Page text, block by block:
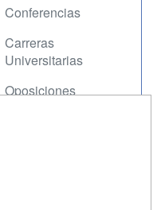
Conferencias
Carreras
Universitarias
Oposiciones